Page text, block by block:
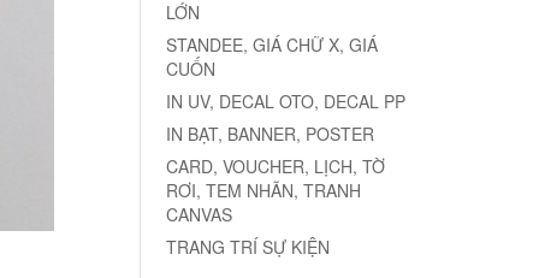
LỚN
STANDEE, GIÁ CHỮ X, GIÁ
CUỐN
IN UV, DECAL OTO, DECAL PP
IN BẠT, BANNER, POSTER
CARD, VOUCHER, LỊCH, TỜ
RƠI, TEM NHÃN, TRANH
CANVAS
TRANG TRÍ SỰ KIỆN